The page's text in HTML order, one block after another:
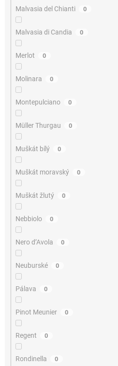
Malvasia del Chianti 0
Malvasia di Candia 0
Merlot 0
Molinara 0
Montepulciano 0
Müller Thurgau 0
Muškát bílý 0
Muškát moravský 0
Muškát žlutý 0
Nebbiolo 0
Nero d’Avola 0
Neuburské 0
Pálava 0
Pinot Meunier 0
Regent 0
Rondinella 0